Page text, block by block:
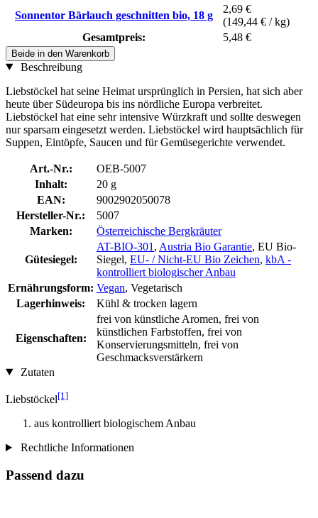
Sonnentor Bärlauch geschnitten bio, 18 g
2,69 €
(149,44 € / kg)
Gesamtpreis:
5,48 €
Beide in den Warenkorb
Beschreibung
Liebstöckel hat seine Heimat ursprünglich in Persien, hat sich aber
heute über Südeuropa bis ins nördliche Europa verbreitet.
Liebstöckel hat eine sehr intensive Würzkraft und sollte deswegen
nur sparsam eingesetzt werden. Liebstöckel wird hauptsächlich für
Suppen, Eintöpfe, Saucen und für Gemüsegerichte verwendet.
Art.-Nr.:
OEB-5007
Inhalt:
20 g
EAN:
9002902050078
Hersteller-Nr.:
5007
Marken:
Österreichische Bergkräuter
Gütesiegel:
AT-BIO-301 , Austria Bio Garantie, EU Bio-
Siegel, EU- / Nicht-EU Bio Zeichen, kbA -
kontrolliert biologischer Anbau
Ernährungsform: Vegan, Vegetarisch
Lagerhinweis:
Kühl & trocken lagern
Eigenschaften:
frei von künstliche Aromen, frei von
künstlichen Farbstoffen, frei von
Konservierungsmitteln, frei von
Geschmacksverstärkern
Zutaten
Liebstöckel[1]
aus kontrolliert biologischem Anbau
Rechtliche Informationen
Passend dazu